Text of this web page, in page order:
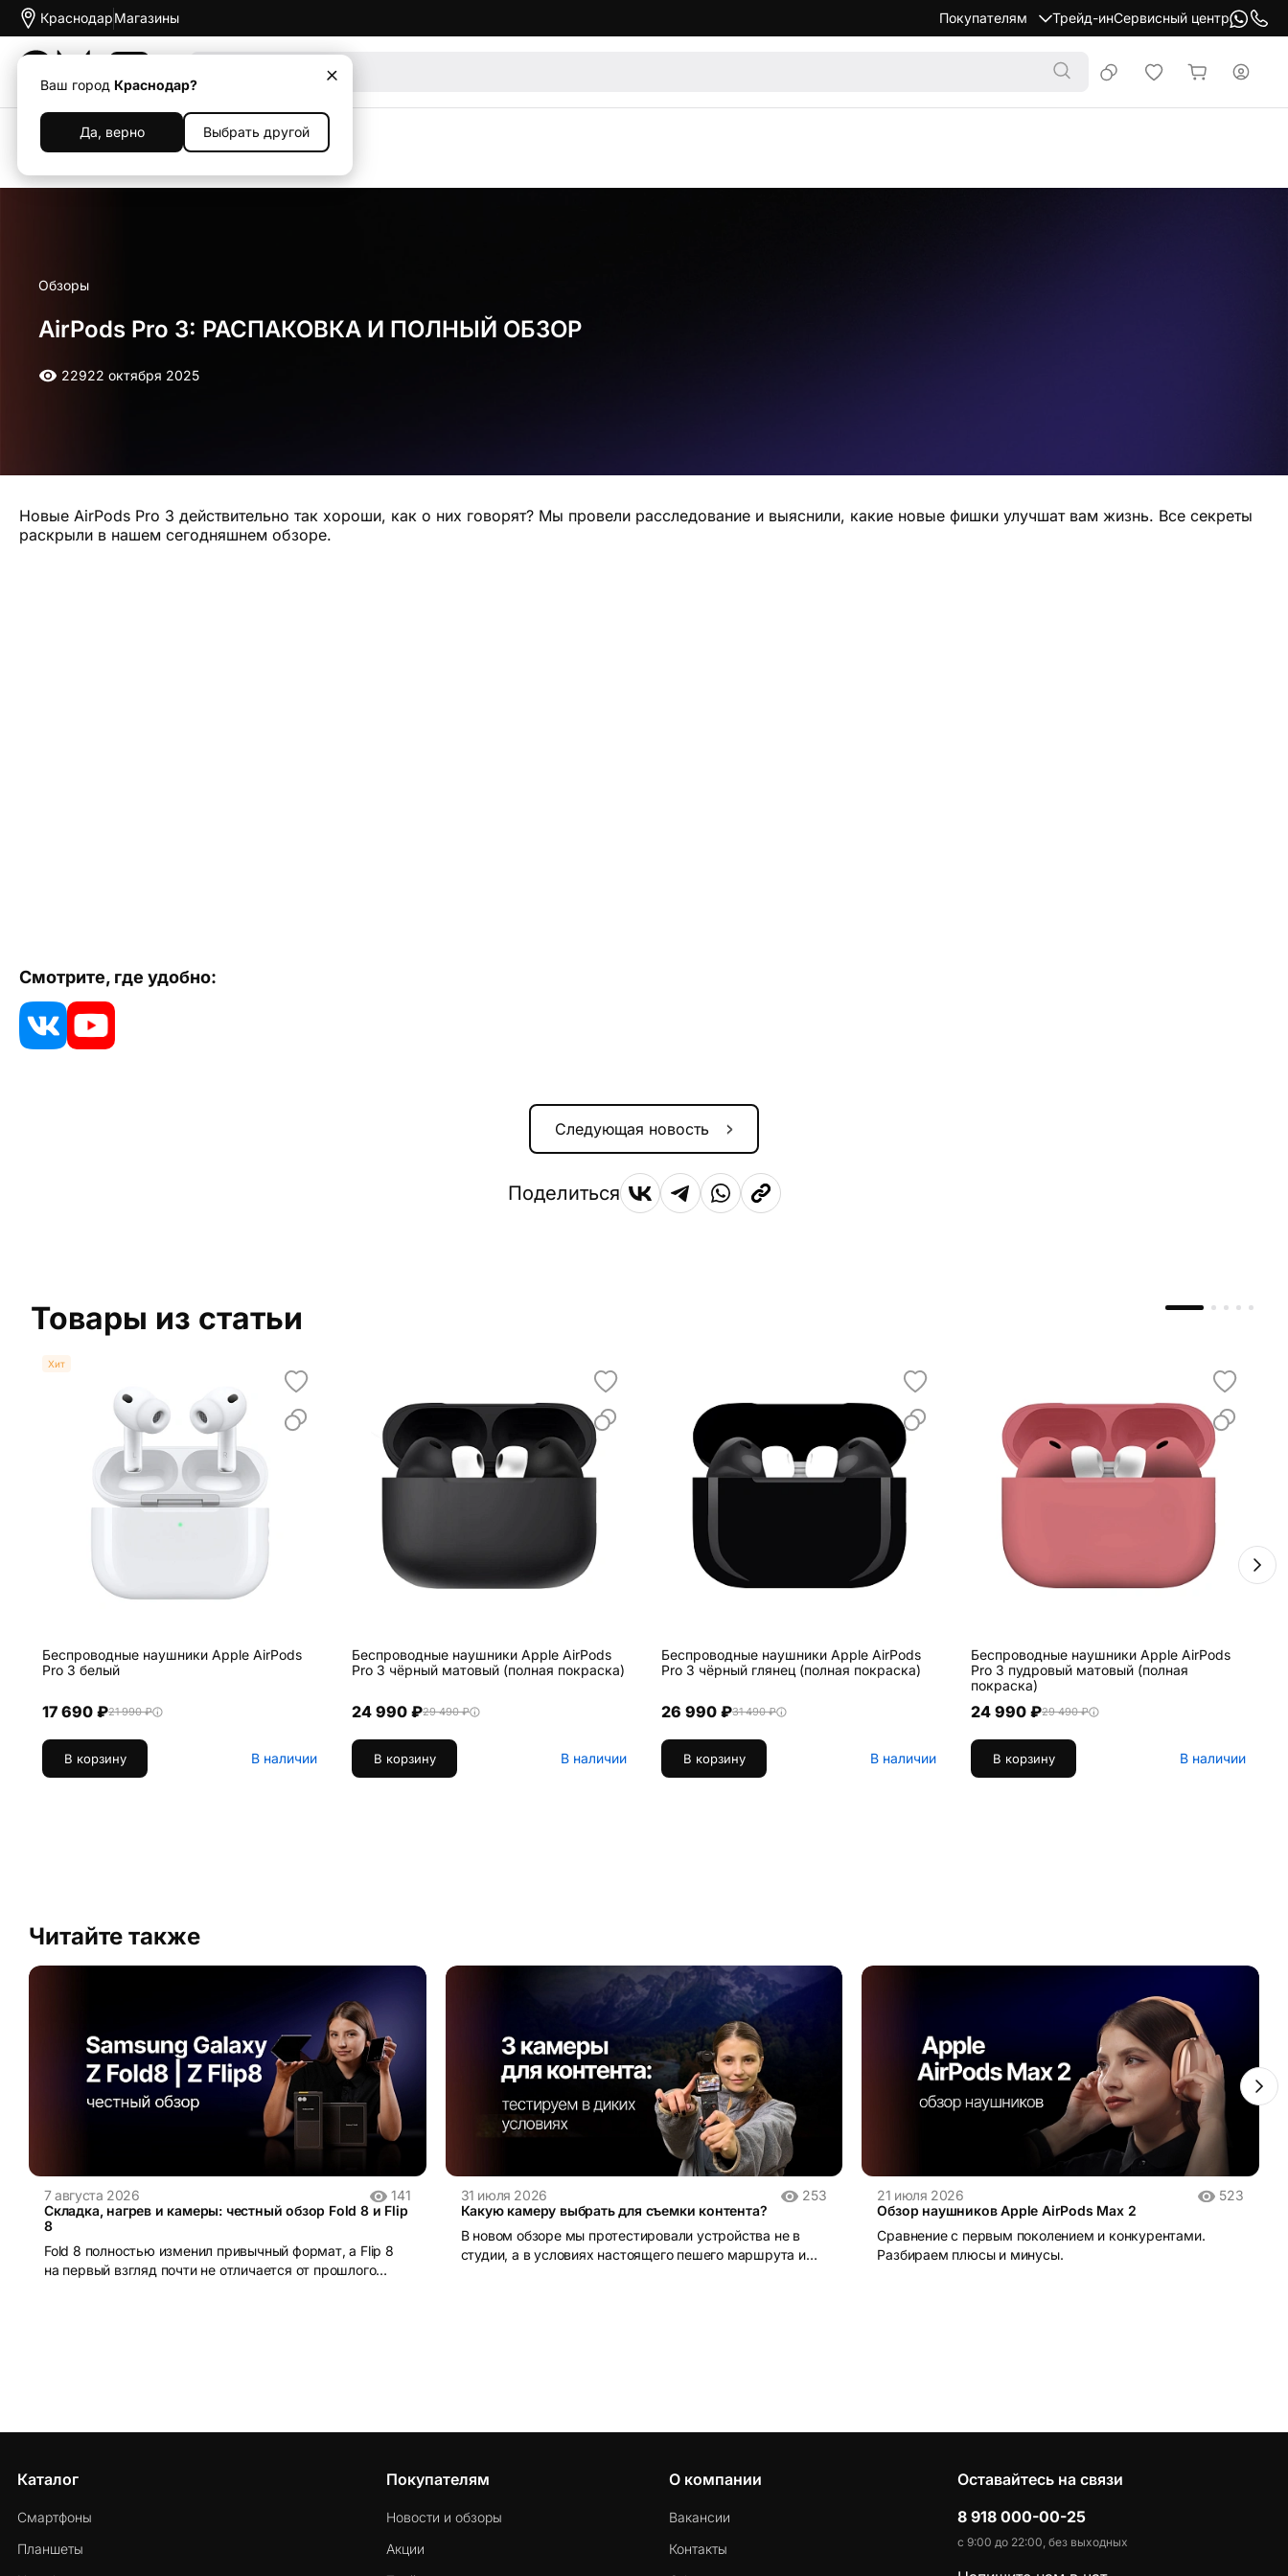
Краснодар
Ваш город Краснодар?
Да, верно Выбрать другой
Магазины Покупателям Трейд-инСервисный центр
Обзоры
AirPods Pro 3: РАСПАКОВКА И ПОЛНЫЙ ОБЗОР
22922 октября 2025
Новые AirPods Pro 3 действительно так хороши, как о них говорят? Мы провели расследование и выяснили, какие новые фишки улучшат вам жизнь. Все секреты
раскрыли в нашем сегодняшнем обзоре.
Смотрите, где удобно:
Следующая новость
Поделиться
Товары из статьи
Хит
Беспроводные наушники Apple AirPods
Pro 3 белый
17 690 ₽21 990 ₽
В корзину В наличии
Беспроводные наушники Apple AirPods
Pro 3 чёрный матовый (полная покраска)
24 990 ₽29 490 ₽
В корзину В наличии
Беспроводные наушники Apple AirPods
Pro 3 чёрный глянец (полная покраска)
26 990 ₽31 490 ₽
В корзину В наличии
Беспроводные наушники Apple AirPods
Pro 3 пудровый матовый (полная
покраска)
24 990 ₽29 490 ₽
В корзину В наличии
Читайте также
7 августа 2026
141
Складка, нагрев и камеры: честный обзор Fold 8 и Flip
8
Fold 8 полностью изменил привычный формат, а Flip 8
на первый взгляд почти не отличается от прошлого
31 июля 2026
253
Какую камеру выбрать для съемки контента?
В новом обзоре мы протестировали устройства не в
студии, а в условиях настоящего пешего маршрута и
21 июля 2026
523
Обзор наушников Apple AirPods Max 2
Сравнение с первым поколением и конкурентами.
Разбираем плюсы и минусы.
Каталог
Смартфоны
Планшеты
Покупателям
Новости и обзоры
Акции
О компании
Вакансии
Контакты
Оставайтесь на связи
8 918 000-00-25
с 9:00 до 22:00, без выходных